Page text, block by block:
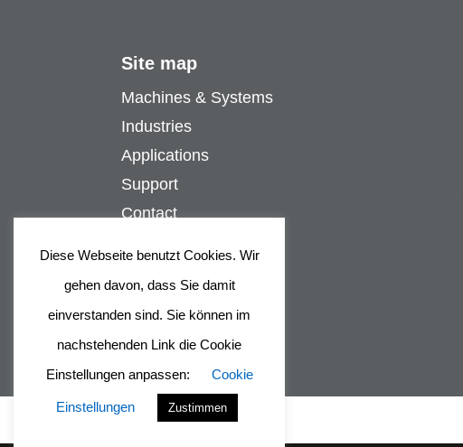
Site map
Machines & Systems
Industries
Applications
Support
Contact
Diese Webseite benutzt Cookies. Wir
gehen davon, dass Sie damit
einverstanden sind. Sie können im
nachstehenden Link die Cookie
Einstellungen anpassen:
Cookie
Einstellungen Zustimmen